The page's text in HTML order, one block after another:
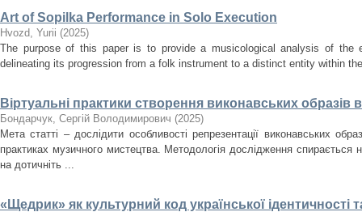
Art of Sopilka Performance in Solo Execution
Нvozd, Yurii (2025)
The purpose of this paper is to provide a musicological analysis of the
delineating its progression from a folk instrument to a distinct entity within
Віртуальні практики створення виконавських образів
Бондарчук, Сергій Володимирович (2025)
Мета статті – дослідити особливості репрезентації виконавських
практиках музичного мистецтва. Методологія дослідження спирається
на дотичніть ...
«Щедрик» як культурний код української ідентичності